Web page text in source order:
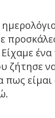
ζήτησε
πως